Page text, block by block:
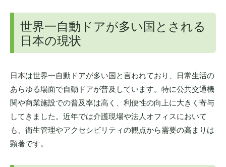
世界一自動ドアが多い国とされる
日本の現状
日本は世界一自動ドアが多い国と言われており、日常生活の
あらゆる場面で自動ドアが普及しています。特に公共交通機
関や商業施設での普及率は高く、利便性の向上に大きく寄与
してきました。近年では介護現場や法人オフィスにおいて
も、衛生管理やアクセシビリティの観点から需要の高まりは
顕著です。